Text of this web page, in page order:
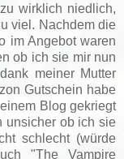
wirklich niedlich,
viel. Nachdem die
im Angebot waren
ob ich sie mir nun
meiner Mutter
Gutschein habe
Blog gekriegt
unsicher ob ich sie
schlecht (würde
"The Vampire